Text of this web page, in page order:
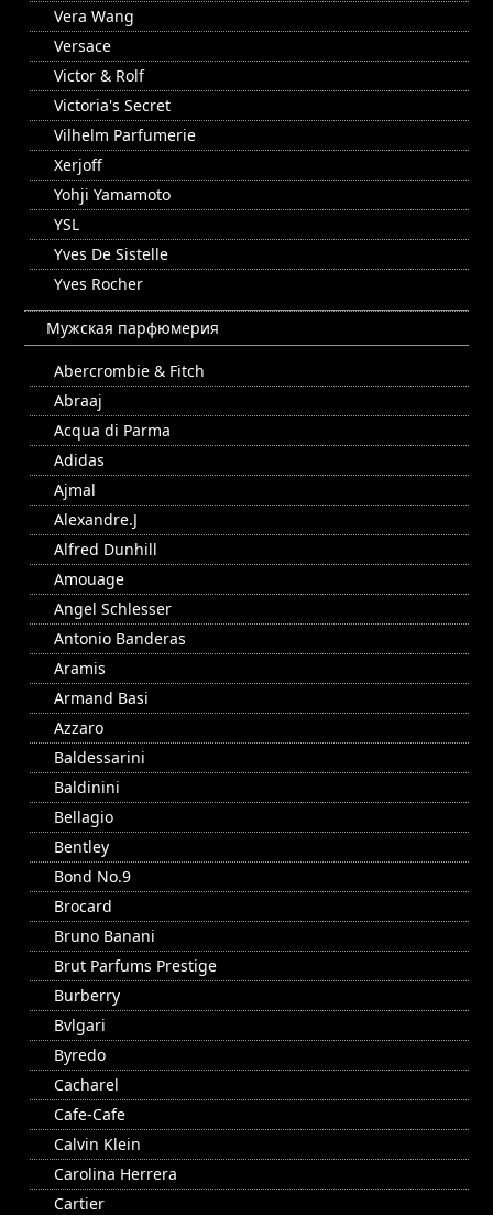
Vera Wang
Versace
Victor & Rolf
Victoria's Secret
Vilhelm Parfumerie
Xerjoff
Yohji Yamamoto
YSL
Yves De Sistelle
Yves Rocher
Мужская парфюмерия
Abercrombie & Fitch
Abraaj
Acqua di Parma
Adidas
Ajmal
Alexandre.J
Alfred Dunhill
Amouage
Angel Schlesser
Antonio Banderas
Aramis
Armand Basi
Azzaro
Baldessarini
Baldinini
Bellagio
Bentley
Bond No.9
Brocard
Bruno Banani
Brut Parfums Prestige
Burberry
Bvlgari
Byredo
Cacharel
Cafe-Cafe
Calvin Klein
Carolina Herrera
Cartier